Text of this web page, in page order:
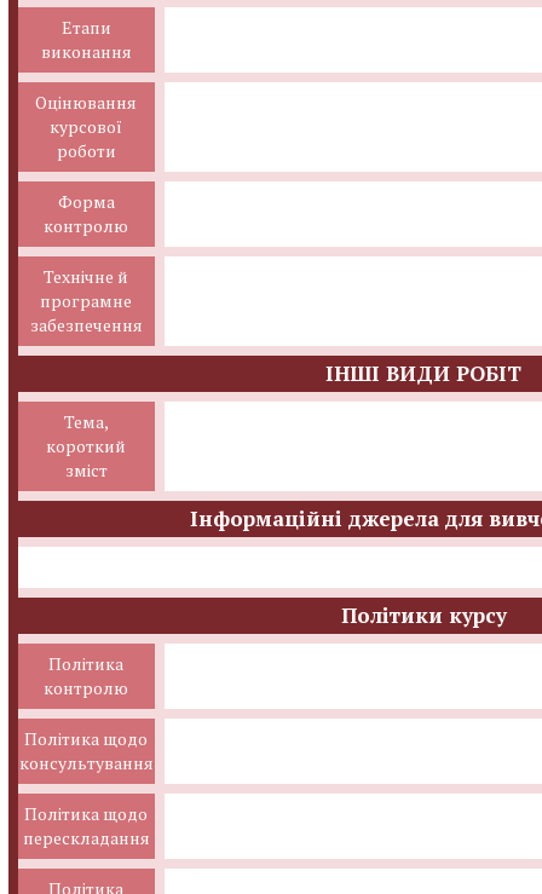
Етапи
виконання
Оцінювання
курсової
роботи
Форма
контролю
Технічне й
програмне
забезпечення
ІНШІ ВИДИ РОБІТ
Тема,
короткий
зміст
Інформаційні джерела для
Політики курсу
Політика
контролю
Політика щодо
консультування
Політика щодо
перескладання
Політика